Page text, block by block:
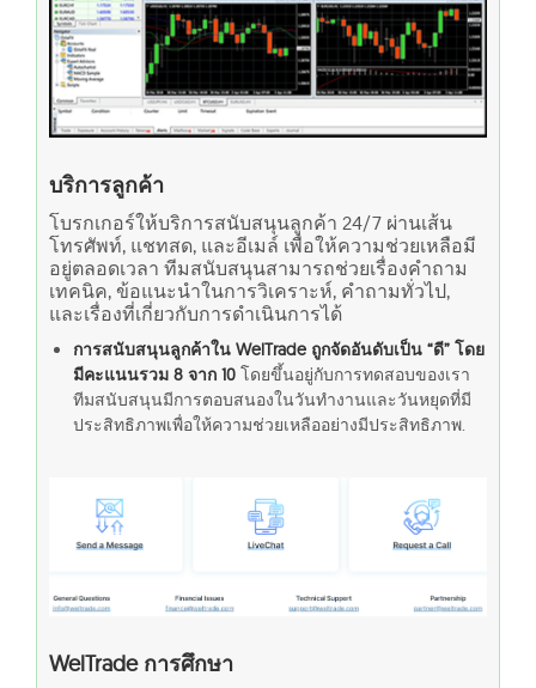
บริการลูกค้า
โบรกเกอร์ให้บริการสนับสนุนลูกค้า 24/7 ผ่านเส้น
โทรศัพท์, แชทสด, และอีเมล์ เพื่อให้ความช่วยเหลือมี
อยู่ตลอดเวลา ทีมสนับสนุนสามารถช่วยเรื่องคำถาม
เทคนิค, ข้อแนะนำในการวิเคราะห์, คำถามทั่วไป,
และเรื่องที่เกี่ยวกับการดำเนินการได้
การสนับสนุนลูกค้าใน WelTrade ถูกจัดอันดับเป็น “ดี” โดย
มีคะแนนรวม 8 จาก 10 โดยขึ้นอยู่กับการทดสอบของเรา
ทีมสนับสนุนมีการตอบสนองในวันทำงานและวันหยุดที่มี
ประสิทธิภาพเพื่อให้ความช่วยเหลืออย่างมีประสิทธิภาพ.
WelTrade การศึกษา